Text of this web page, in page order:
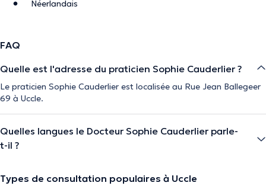
Néerlandais
FAQ
Quelle est l'adresse du praticien Sophie Cauderlier ?
Le praticien Sophie Cauderlier est localisée au Rue Jean Ballegeer
69 à Uccle.
Quelles langues le Docteur Sophie Cauderlier parle-
t-il ?
Types de consultation populaires à Uccle